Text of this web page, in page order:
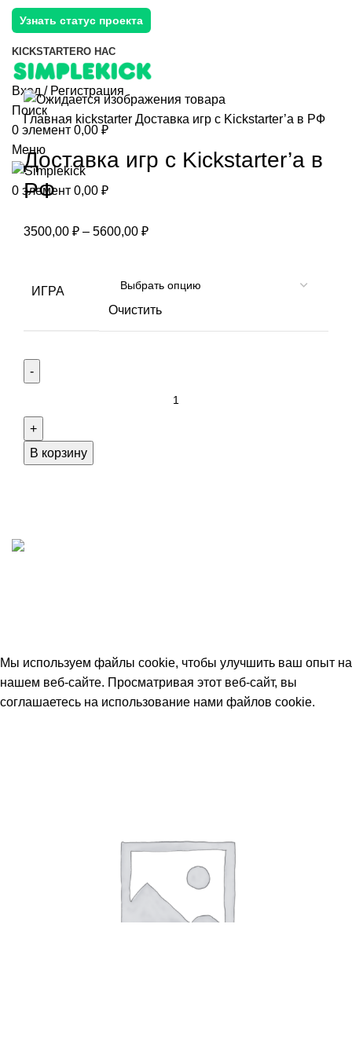
Узнать статус проекта
KICKSTARTERО НАС
Вход / Регистрация
Поиск
0 элемент 0,00 ₽
Меню
0 элемент 0,00 ₽
Главная kickstarter Доставка игр с Kickstarter’а в РФ
Доставка игр с Kickstarter’а в
РФ
3500,00 ₽ – 5600,00 ₽
ИГРА
Очистить
Доставка
игр
В корзину
Мы используем файлы cookie, чтобы улучшить ваш опыт на
нашем веб-сайте. Просматривая этот веб-сайт, вы
соглашаетесь на использование нами файлов cookie.